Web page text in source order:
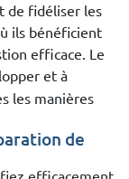
de fidéliser les
ils bénéficient
efficace. Le
et à
les manières
de